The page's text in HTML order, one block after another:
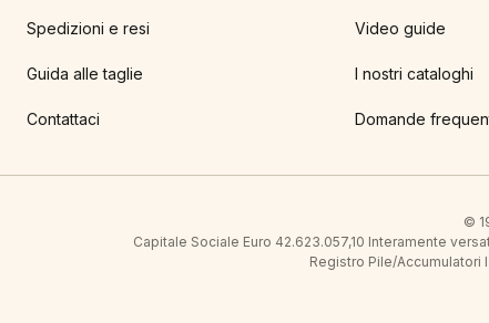
Spedizioni e resi
Guida alle taglie
Contattaci
Video guide
I nostri cataloghi
Domande
©
Capitale Sociale Euro 42.623.057,10 Interamente
Registro Pile/Accumulatori